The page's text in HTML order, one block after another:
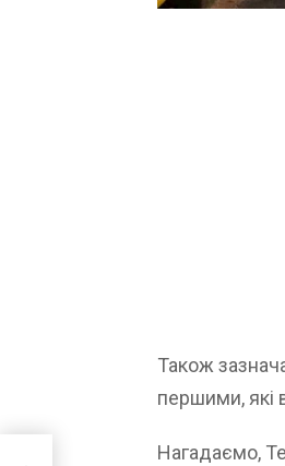
Також
першими, які
Нагадаємо,